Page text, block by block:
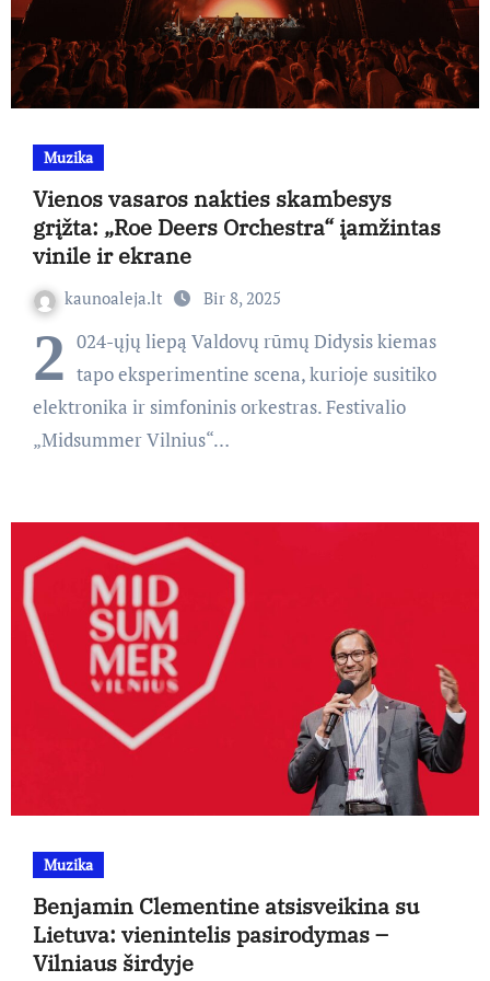
Muzika
Vienos vasaros nakties skambesys
grįžta: „Roe Deers Orchestra“ įamžintas
vinile ir ekrane
kaunoaleja.lt Bir 8, 2025
2 024-ųjų liepą Valdovų rūmų Didysis kiemas
tapo eksperimentine scena, kurioje susitiko
elektronika ir simfoninis orkestras. Festivalio
„Midsummer Vilnius“…
Muzika
Benjamin Clementine atsisveikina su
Lietuva: vienintelis pasirodymas –
Vilniaus širdyje